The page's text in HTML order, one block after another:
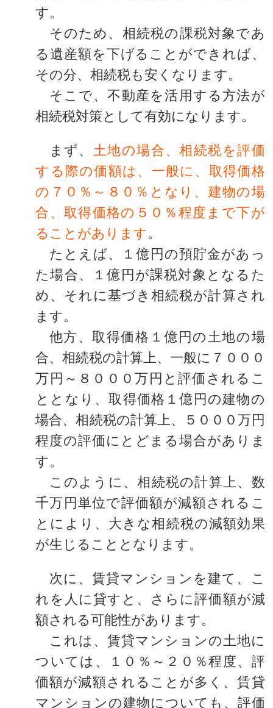
す。
そのため、相続税の課税対象であ
る遺産額を下げることができれば、
その分、相続税も安くなります。
そこで、不動産を活用する方法が
相続税対策として有効になります。
まず、 土地の場合、相続税を評価
する際の価額は、一般に、取得価格
の７０％～８０％となり、建物の場
合、取得価格の５０％程度まで下が
ることがあります。
たとえば、１億円の預貯金があっ
た場合、１億円が課税対象となるた
め、それに基づき相続税が計算され
ます。
他方、取得価格１億円の土地の場
合、相続税の計算上、一般に７０００
万円～８０００万円と評価されるこ
ととなり、取得価格１億円の建物の
場合、相続税の計算上、５０００万円
程度の評価にとどまる場合がありま
す。
このように、相続税の計算上、数
千万円単位で評価額が減額されるこ
とにより、大きな相続税の減額効果
が生じることとなります。
次に、賃貸マンションを建て、こ
れを人に貸すと、さらに評価額が減
額される可能性があります。
これは、賃貸マンションの土地に
ついては、１０％～２０％程度、評
価額が減額されることが多く、賃貸
マンションの建物についても、評価